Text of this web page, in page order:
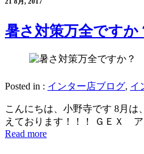
暑さ対策万全ですか
Posted in : インター店ブログ, イ
こんにちは、小野寺です 8月
えております！！！ ＧＥＸ
Read more